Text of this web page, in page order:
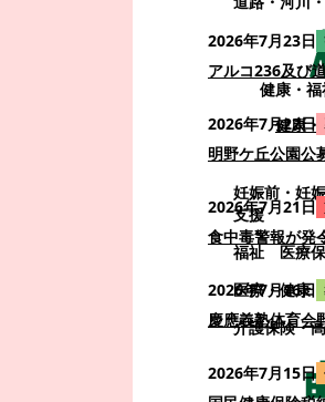
健康・
健康
妊娠前・妊
支援
福祉
医療
医療・健康
介護保険・
2026年7月23日
アルコ236及び
2026年7月22日
明野ケ丘公園公
2026年7月21日
食中毒警報が発
2026年7月16日
慶應義塾体育会
2026年7月15日